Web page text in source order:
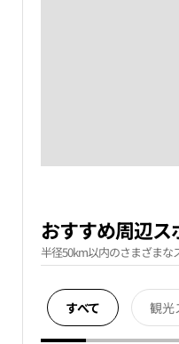
おすすめ周辺ス
半径50km以内のさまざまな
すべて 観光